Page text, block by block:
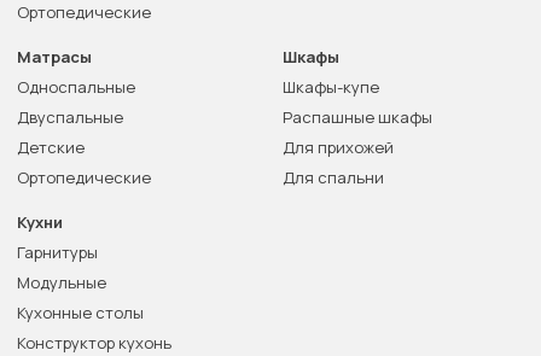
Ортопедические
Матрасы
Односпальные
Двуспальные
Детские
Ортопедические
Шкафы
Шкафы-купе
Распашные шкафы
Для прихожей
Для спальни
Кухни
Гарнитуры
Модульные
Кухонные столы
Конструктор кухонь